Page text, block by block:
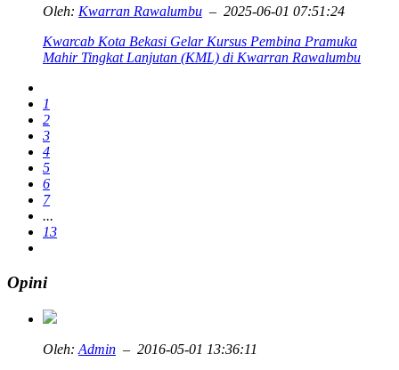
Oleh: Kwarran Rawalumbu – 2025-06-01 07:51:24
Kwarcab Kota Bekasi Gelar Kursus Pembina Pramuka
Mahir Tingkat Lanjutan (KML) di Kwarran Rawalumbu
1
2
3
4
5
6
7
...
13
Opini
Oleh: Admin – 2016-05-01 13:36:11